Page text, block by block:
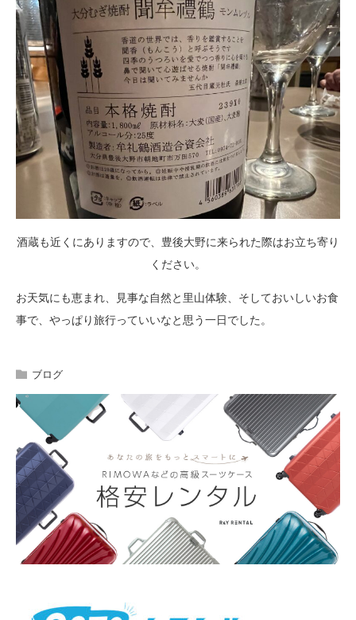
酒蔵も近くにありますので、豊後大野に来られた際はお立ち寄り
ください。
お天気にも恵まれ、見事な自然と里山体験、そしておいしいお食
事で、やっぱり旅行っていいなと思う一日でした。
ブログ